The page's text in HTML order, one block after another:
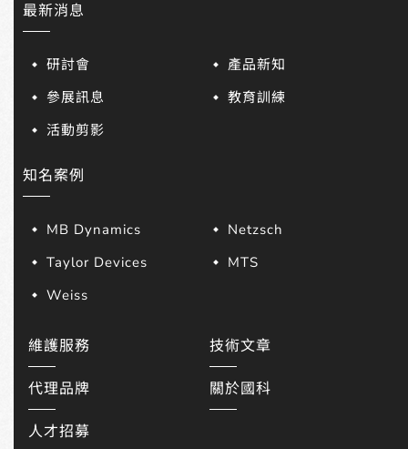
最新消息
研討會
產品新知
參展訊息
教育訓練
活動剪影
知名案例
MB Dynamics
Netzsch
Taylor Devices
MTS
Weiss
維護服務 技術文章
代理品牌 關於國科
人才招募